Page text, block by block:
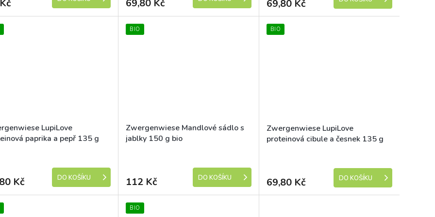
69,80 Kč 69,80 Kč
LupiLove
paprika a pepř 135 g
Kč DO KOŠÍKU
BIO
Zwergenwiese Mandlové sádlo s
jablky 150 g bio
112 Kč DO KOŠÍKU
BIO
Zwergenwiese LupiLove
proteinová cibule a česnek 135 g
69,80 Kč DO KOŠÍKU
BIO